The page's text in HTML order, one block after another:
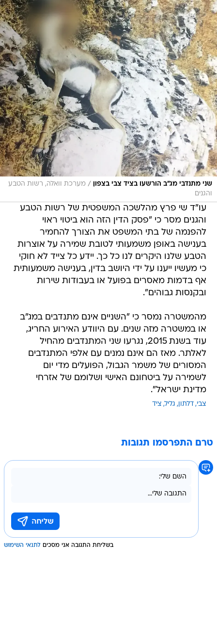
שני מתנדבי מג"ב הורשעו בציד צבי בצפון / מערכת וואלה, רשות הטבע
והגנים
עו"ד שי פרץ מהלשכה המשפטית של רשות הטבע
והגנים מסר כי "פסק הדין הזה הוא ביטוי ראוי
להפנמה של בתי המשפט את הצורך להחמיר
בענישה באופן משמעותי לטובת שמירה על אוצרות
הטבע שלנו היקרים לנו כל כך. יידע כל צייד לא חוקי
כי מעשיו ייענו על ידי היושב בדין, בענישה משמעותית
אף בדמות מאסרים בפועל או בעבודות שירות
ובקנסות גבוהים".
מהמשטרה נמסר כי "השניים אינם מתנדבים במג"ב
או במשטרה מזה שנים. עם היוודע האירוע החריג,
עוד בשנת 2015, נגרעו שני המתנדבים מהחיל
לאלתר. מאז הם אינם נמנים עם אלפי המתנדבים
המסורים של משמר הגבול, הפועלים מדי יום
לשמירה על ביטחונם האישי ושלומם של אזרחי
מדינת ישראל".
צבי דלתון גליל ציד
טרם התפרסמו תגובות
בשליחת התגובה אני מסכים לתנאי השימוש